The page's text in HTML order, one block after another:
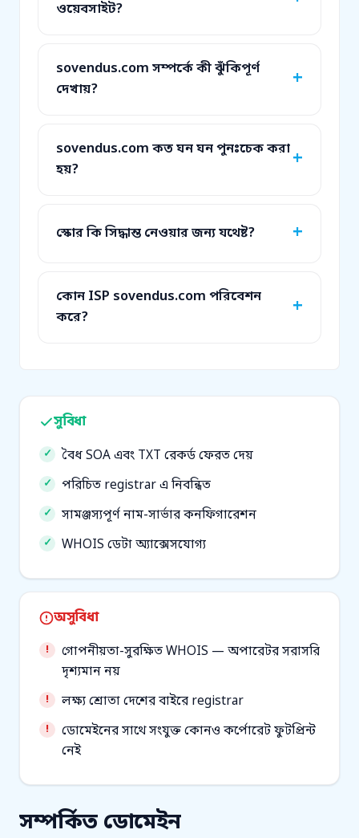
ওয়েবসাইট?
sovendus.com সম্পর্কে কী ঝুঁকিপূর্ণ
দেখায়?
sovendus.com কত ঘন ঘন পুনঃচেক করা
হয়?
স্কোর কি সিদ্ধান্ত নেওয়ার জন্য যথেষ্ট?
কোন ISP sovendus.com পরিবেশন
করে?
সুবিধা
বৈধ SOA এবং TXT রেকর্ড ফেরত দেয়
পরিচিত registrar এ নিবন্ধিত
সামঞ্জস্যপূর্ণ নাম-সার্ভার কনফিগারেশন
WHOIS ডেটা অ্যাক্সেসযোগ্য
অসুবিধা
গোপনীয়তা-সুরক্ষিত WHOIS — অপারেটর সরাসরি
দৃশ্যমান নয়
লক্ষ্য শ্রোতা দেশের বাইরে registrar
ডোমেইনের সাথে সংযুক্ত কোনও কর্পোরেট ফুটপ্রিন্ট
নেই
সম্পর্কিত ডোমেইন